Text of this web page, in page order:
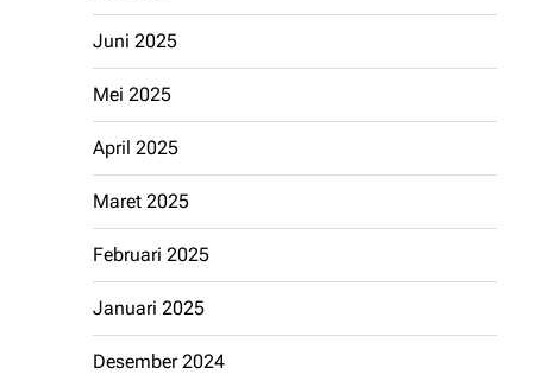
Juni 2025
Mei 2025
April 2025
Maret 2025
Februari 2025
Januari 2025
Desember 2024